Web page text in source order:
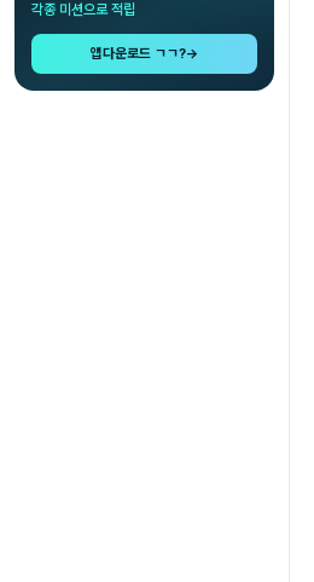
각종 미션으로 적립
앱다운로드 ㄱㄱ?→